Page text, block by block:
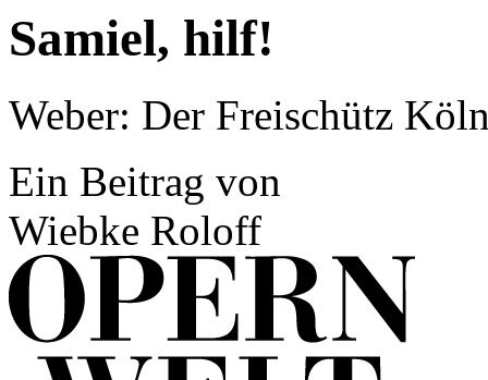
Samiel, hilf!
Weber: Der Freischütz
Ein Beitrag von
Wiebke Roloff